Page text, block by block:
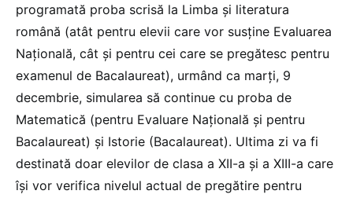
programată proba scrisă la Limba şi literatura
română (atât pentru elevii care vor susţine Evaluarea
Naţională, cât şi pentru cei care se pregătesc pentru
examenul de Bacalaureat), urmând ca marţi, 9
decembrie, simularea să continue cu proba de
Matematică (pentru Evaluare Naţională şi pentru
Bacalaureat) şi Istorie (Bacalaureat). Ultima zi va fi
destinată doar elevilor de clasa a XII-a şi a XIII-a care
îşi vor verifica nivelul actual de pregătire pentru